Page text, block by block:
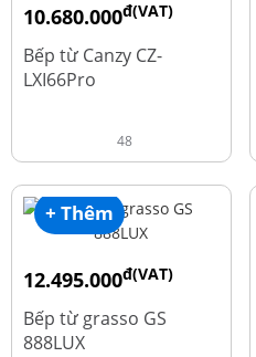
10.680.000đ(VAT)
15.980.000
Bếp từ Canzy CZ-
LXI66Pro
48
+ Thêm
12.495.000đ(VAT)
16.660.000
Bếp từ grasso GS
888LUX